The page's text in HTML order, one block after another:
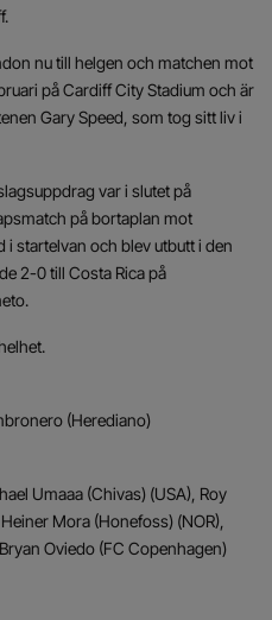
nu till helgen och matchen mot
på Cardiff City Stadium och är
Gary Speed, som tog sitt liv i
var i slutet på
på bortaplan mot
i startelvan och blev utbutt i den
2-0 till Costa Rica på
(Herediano)
Umaaa (Chivas) (USA), Roy
Mora (Honefoss) (NOR),
Oviedo (FC Copenhagen)